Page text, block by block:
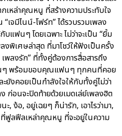
เหล่าคุณหนู ที่สร้างความประทับใจ
เจมีไนน์-โฟร์ท” ได้รวบรวมเพลง
แฟนๆ โดยเฉพาะ ไม่ว่าจะเป็น “ยิ้ม
ลงพิเศษล่าสุด ที่มาโชว์ให้ฟังเป็นครั้ง
พลงรัก” ที่ทั้งคู่ต้องการสื่อสารถึง
ๆ พร้อมขอบคุณแฟนๆ ทุกคนที่คอย
ยังคอยเป็นกำลังใจให้กับทั้งคู่ไม่ว่า
ก่อนจะปิดท้ายด้วยเมดเล่ย์เพลงฮิต
ง้อ, อยู่เฉยๆ ก็น่ารัก, เอาไรว่ามา,
ที่ฟูลฟีลเหล่าคุณหนู ที่จะอยู่ในความ